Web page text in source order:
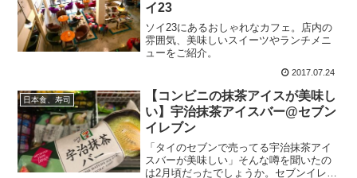
イ23
ソイ23にあるおしゃれなカフェ。店内の
雰囲気、美味しいスイーツやランチメニ
ューをご紹介。
2017.07.24
日本食、寿司
【コンビニの抹茶アイスが美味し
い】宇治抹茶アイスバー@セブン
イレブン
「タイのセブンで売ってる宇治抹茶アイ
スバーが美味しい」そんな噂を聞いたの
は2月頃だったでしょうか。セブンイレブ